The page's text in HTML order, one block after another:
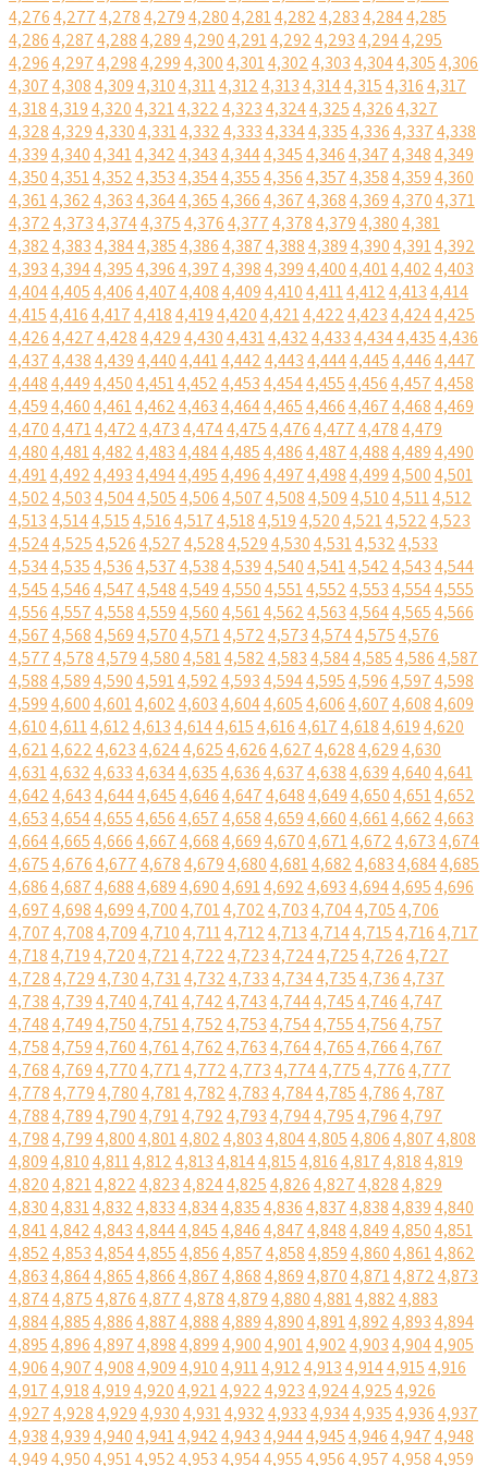
4,2764,2774,2784,2794,2804,2814,2824,2834,2844,285
4,2864,2874,2884,2894,2904,2914,2924,2934,2944,295
4,2964,2974,2984,2994,3004,3014,3024,3034,3044,3054,306
4,3074,3084,3094,3104,3114,3124,3134,3144,3154,3164,317
4,3184,3194,3204,3214,3224,3234,3244,3254,3264,327
4,3284,3294,3304,3314,3324,3334,3344,3354,3364,3374,338
4,3394,3404,3414,3424,3434,3444,3454,3464,3474,3484,349
4,3504,3514,3524,3534,3544,3554,3564,3574,3584,3594,360
4,3614,3624,3634,3644,3654,3664,3674,3684,3694,3704,371
4,3724,3734,3744,3754,3764,3774,3784,3794,3804,381
4,3824,3834,3844,3854,3864,3874,3884,3894,3904,3914,392
4,3934,3944,3954,3964,3974,3984,3994,4004,4014,4024,403
4,4044,4054,4064,4074,4084,4094,4104,4114,4124,4134,414
4,4154,4164,4174,4184,4194,4204,4214,4224,4234,4244,425
4,4264,4274,4284,4294,4304,4314,4324,4334,4344,4354,436
4,4374,4384,4394,4404,4414,4424,4434,4444,4454,4464,447
4,4484,4494,4504,4514,4524,4534,4544,4554,4564,4574,458
4,4594,4604,4614,4624,4634,4644,4654,4664,4674,4684,469
4,4704,4714,4724,4734,4744,4754,4764,4774,4784,479
4,4804,4814,4824,4834,4844,4854,4864,4874,4884,4894,490
4,4914,4924,4934,4944,4954,4964,4974,4984,4994,5004,501
4,5024,5034,5044,5054,5064,5074,5084,5094,5104,5114,512
4,5134,5144,5154,5164,5174,5184,5194,5204,5214,5224,523
4,5244,5254,5264,5274,5284,5294,5304,5314,5324,533
4,5344,5354,5364,5374,5384,5394,5404,5414,5424,5434,544
4,5454,5464,5474,5484,5494,5504,5514,5524,5534,5544,555
4,5564,5574,5584,5594,5604,5614,5624,5634,5644,5654,566
4,5674,5684,5694,5704,5714,5724,5734,5744,5754,576
4,5774,5784,5794,5804,5814,5824,5834,5844,5854,5864,587
4,5884,5894,5904,5914,5924,5934,5944,5954,5964,5974,598
4,5994,6004,6014,6024,6034,6044,6054,6064,6074,6084,609
4,6104,6114,6124,6134,6144,6154,6164,6174,6184,6194,620
4,6214,6224,6234,6244,6254,6264,6274,6284,6294,630
4,6314,6324,6334,6344,6354,6364,6374,6384,6394,6404,641
4,6424,6434,6444,6454,6464,6474,6484,6494,6504,6514,652
4,6534,6544,6554,6564,6574,6584,6594,6604,6614,6624,663
4,6644,6654,6664,6674,6684,6694,6704,6714,6724,6734,674
4,6754,6764,6774,6784,6794,6804,6814,6824,6834,6844,685
4,6864,6874,6884,6894,6904,6914,6924,6934,6944,6954,696
4,6974,6984,6994,7004,7014,7024,7034,7044,7054,706
4,7074,7084,7094,7104,7114,7124,7134,7144,7154,7164,717
4,7184,7194,7204,7214,7224,7234,7244,7254,7264,727
4,7284,7294,7304,7314,7324,7334,7344,7354,7364,737
4,7384,7394,7404,7414,7424,7434,7444,7454,7464,747
4,7484,7494,7504,7514,7524,7534,7544,7554,7564,757
4,7584,7594,7604,7614,7624,7634,7644,7654,7664,767
4,7684,7694,7704,7714,7724,7734,7744,7754,7764,777
4,7784,7794,7804,7814,7824,7834,7844,7854,7864,787
4,7884,7894,7904,7914,7924,7934,7944,7954,7964,797
4,7984,7994,8004,8014,8024,8034,8044,8054,8064,8074,808
4,8094,8104,8114,8124,8134,8144,8154,8164,8174,8184,819
4,8204,8214,8224,8234,8244,8254,8264,8274,8284,829
4,8304,8314,8324,8334,8344,8354,8364,8374,8384,8394,840
4,8414,8424,8434,8444,8454,8464,8474,8484,8494,8504,851
4,8524,8534,8544,8554,8564,8574,8584,8594,8604,8614,862
4,8634,8644,8654,8664,8674,8684,8694,8704,8714,8724,873
4,8744,8754,8764,8774,8784,8794,8804,8814,8824,883
4,8844,8854,8864,8874,8884,8894,8904,8914,8924,8934,894
4,8954,8964,8974,8984,8994,9004,9014,9024,9034,9044,905
4,9064,9074,9084,9094,9104,9114,9124,9134,9144,9154,916
4,9174,9184,9194,9204,9214,9224,9234,9244,9254,926
4,9274,9284,9294,9304,9314,9324,9334,9344,9354,9364,937
4,9384,9394,9404,9414,9424,9434,9444,9454,9464,9474,948
4,9494,9504,9514,9524,9534,9544,9554,9564,9574,9584,959